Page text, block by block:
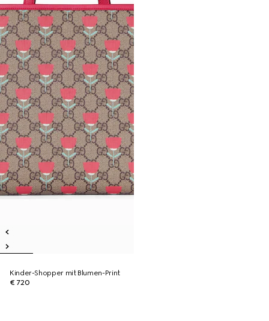
Kinder-Shopper mit Blumen-Print
€ 720